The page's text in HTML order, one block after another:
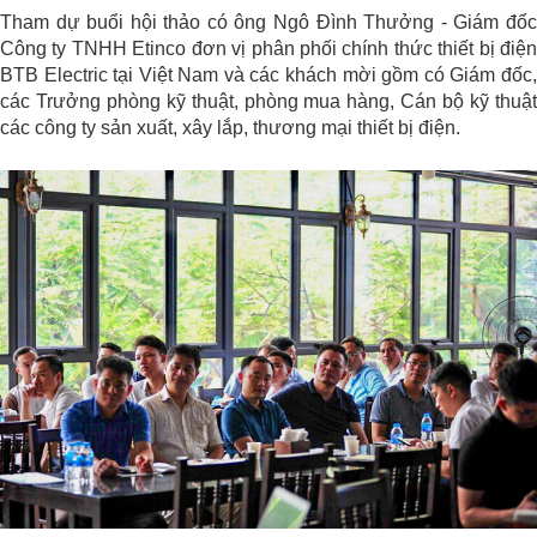
Tham dự buổi hội thảo có ông Ngô Đình Thưởng - Giám đốc
Công ty TNHH Etinco đơn vị phân phối chính thức thiết bị điện
BTB Electric tại Việt Nam và các khách mời gồm có Giám đốc,
các Trưởng phòng kỹ thuật, phòng mua hàng, Cán bộ kỹ thuật
các công ty sản xuất, xây lắp, thương mại thiết bị điện.